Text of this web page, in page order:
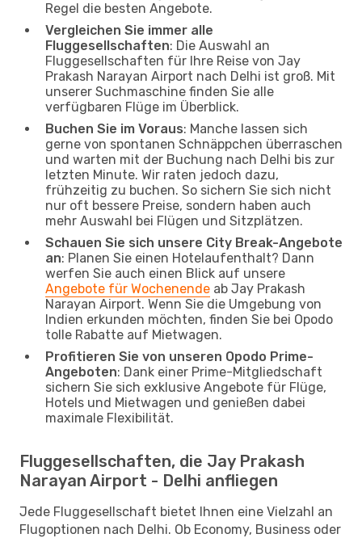
Regel die besten Angebote.
Vergleichen Sie immer alle
Fluggesellschaften: Die Auswahl an
Fluggesellschaften für Ihre Reise von Jay
Prakash Narayan Airport nach Delhi ist groß. Mit
unserer Suchmaschine finden Sie alle
verfügbaren Flüge im Überblick.
Buchen Sie im Voraus: Manche lassen sich
gerne von spontanen Schnäppchen überraschen
und warten mit der Buchung nach Delhi bis zur
letzten Minute. Wir raten jedoch dazu,
frühzeitig zu buchen. So sichern Sie sich nicht
nur oft bessere Preise, sondern haben auch
mehr Auswahl bei Flügen und Sitzplätzen.
Schauen Sie sich unsere City Break-Angebote
an: Planen Sie einen Hotelaufenthalt? Dann
werfen Sie auch einen Blick auf unsere
Angebote für Wochenende ab Jay Prakash
Narayan Airport. Wenn Sie die Umgebung von
Indien erkunden möchten, finden Sie bei Opodo
tolle Rabatte auf Mietwagen.
Profitieren Sie von unseren Opodo Prime-
Angeboten: Dank einer Prime-Mitgliedschaft
sichern Sie sich exklusive Angebote für Flüge,
Hotels und Mietwagen und genießen dabei
maximale Flexibilität.
Fluggesellschaften, die Jay Prakash
Narayan Airport - Delhi anfliegen
Jede Fluggesellschaft bietet Ihnen eine Vielzahl an
Flugoptionen nach Delhi. Ob Economy, Business oder